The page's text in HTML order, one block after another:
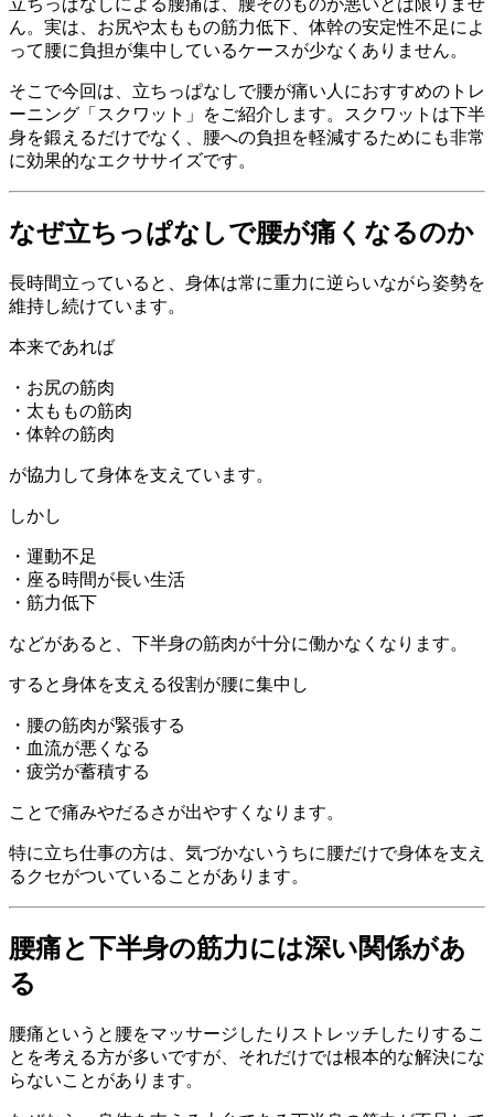
立ちっぱなしによる腰痛は、腰そのものが悪いとは限りませ
ん。実は、お尻や太ももの筋力低下、体幹の安定性不足によ
って腰に負担が集中しているケースが少なくありません。
そこで今回は、立ちっぱなしで腰が痛い人におすすめのトレ
ーニング「スクワット」をご紹介します。スクワットは下半
身を鍛えるだけでなく、腰への負担を軽減するためにも非常
に効果的なエクササイズです。
なぜ立ちっぱなしで腰が痛くなるのか
長時間立っていると、身体は常に重力に逆らいながら姿勢を
維持し続けています。
本来であれば
・お尻の筋肉
・太ももの筋肉
・体幹の筋肉
が協力して身体を支えています。
しかし
・運動不足
・座る時間が長い生活
・筋力低下
などがあると、下半身の筋肉が十分に働かなくなります。
すると身体を支える役割が腰に集中し
・腰の筋肉が緊張する
・血流が悪くなる
・疲労が蓄積する
ことで痛みやだるさが出やすくなります。
特に立ち仕事の方は、気づかないうちに腰だけで身体を支え
るクセがついていることがあります。
腰痛と下半身の筋力には深い関係があ
る
腰痛というと腰をマッサージしたりストレッチしたりするこ
とを考える方が多いですが、それだけでは根本的な解決にな
らないことがあります。